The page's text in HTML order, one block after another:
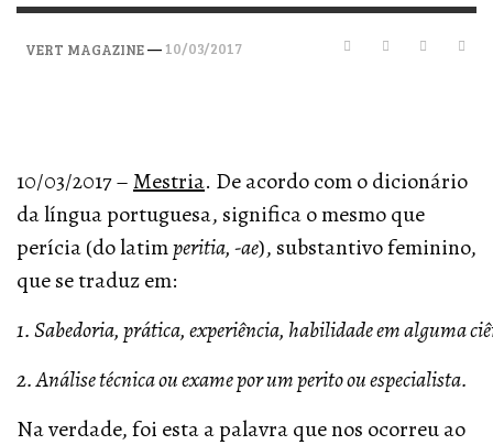
VERT MAGAZINE— 10/03/2017
10/03/2017 –Mestria. De acordo com o dicionário
da língua portuguesa, significa o mesmo que
perícia (do latimperitia, -ae), substantivo feminino,
que se traduz em:
1. Sabedoria, prática, experiência, habilidade em alguma
2. Análise técnica ou exame por um perito ou especialista.
Na verdade, foi esta a palavra que nos ocorreu ao